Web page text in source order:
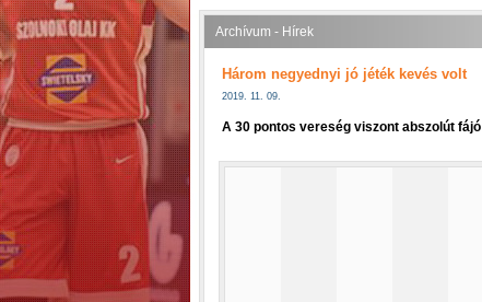
Archívum - Hírek
Három negyednyi jó jéték kevés volt
2019. 11. 09.
A 30 pontos vereség viszont abszolút fájó